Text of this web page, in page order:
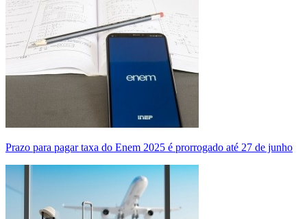
Prazo para pagar taxa do Enem 2025 é prorrogado até 27 de junho